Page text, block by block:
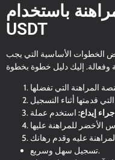
باستخدام
USDT
الخطوات الأساسية التي يجب
إجراء إيداع:
تسجيل سهل وسريع.